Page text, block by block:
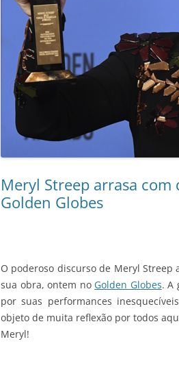
Meryl Streep arrasa
Golden Globes
O poderoso discurso de Meryl
sua obra, ontem no Golden Globes. A
por suas performances
objeto de muita reflexão por todos
Meryl!